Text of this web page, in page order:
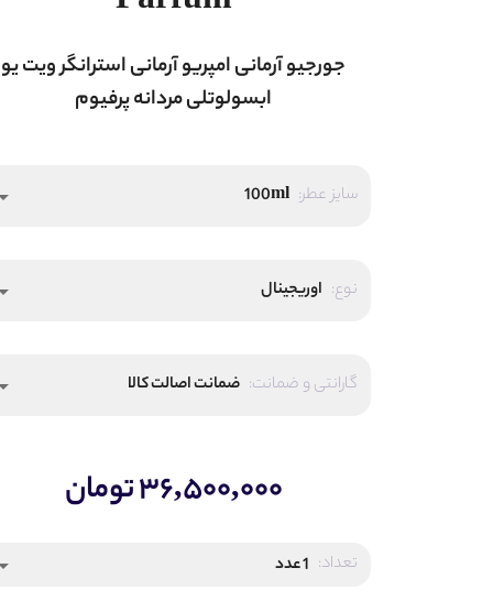
جورجیو آرمانی امپریو آرمانی استرانگر ویت یو
ابسولوتلی مردانه پرفیوم
سایز عطر: 100ml
نوع: اوریجینال
گارانتی و ضمانت: ضمانت اصالت کالا
۳۶,۵۰۰,۰۰۰ تومان
تعداد: 1 عدد